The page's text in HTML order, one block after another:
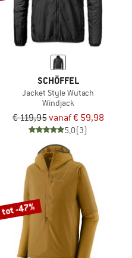
SCHÖFFEL
Jacket Style Wutach
Windjack
€ 119,95vanaf € 59,98
5,0(3)
tot -47%